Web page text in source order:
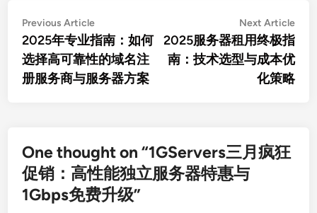
文
章
导
航
Previous ArticlePrevious
article:
2025年专业指南：如何
选择高可靠性的域名注
册服务商与服务器方案
Next Article
2025服务器租用终极指
南：技术选型与成本优
化策略
One thought on “1GServers三月疯狂
促销：高性能独立服务器特惠与
1Gbps免费升级”